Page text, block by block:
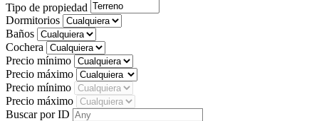
Tipo de propiedad
Dormitorios
Baños
Cochera
Precio mínimo
Precio máximo
Precio mínimo
Precio máximo
Buscar por ID